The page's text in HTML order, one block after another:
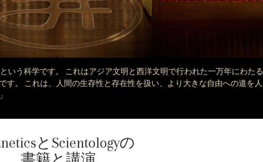
いう科学です。 これはアジア文明と西洋文明で行われた一万年にわたる
す。 これは、人間の生存性と存在性を扱い、より大きな自由への道を人
とScientologyの